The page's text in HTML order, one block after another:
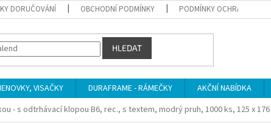
DORUČOVÁNÍ OBCHODNÍ PODMÍNKY PODMÍNKY OCHRANY
HLEDAT
VISAČKY DURAFRAME - RÁMEČKY AKČNÍ NABÍDKA
- s odtrhávací klopou B6, rec., s textem, modrý pruh, 1000 ks, 125 x 176